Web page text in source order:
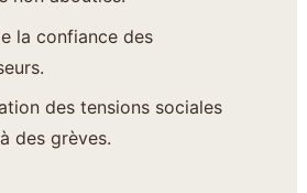
la confiance des
des tensions sociales
des grèves.